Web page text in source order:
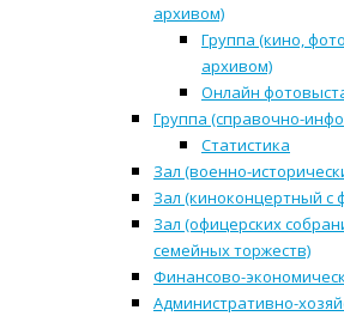
архивом)
Группа (кино,
архивом)
Онлайн
Группа (справочно-
Статистика
Зал (военно-
Зал (киноконцертный с
Зал (офицерских
семейных торжеств)
Финансово-
Административно-